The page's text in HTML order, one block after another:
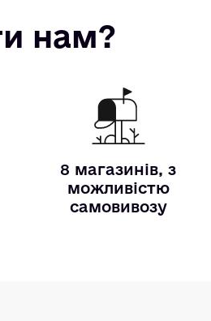
нам?
8 магазинів, з
можливістю
самовивозу